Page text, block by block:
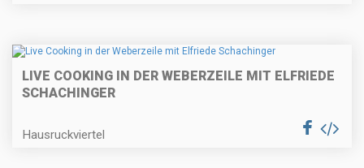
LIVE COOKING IN DER WEBERZEILE MIT ELFRIEDE
SCHACHINGER
Hausruckviertel